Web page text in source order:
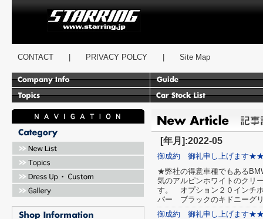
CONTACT PRIVACY POLCY Site Map
[年月]:2022-05
御成約 御礼申し上げます
★弊社の得意車種でもある
気のアルピンホワイトのクリ
す。 オプション２０インチ
パー ブラックのキドニーグ
御成約 御礼申し上げます